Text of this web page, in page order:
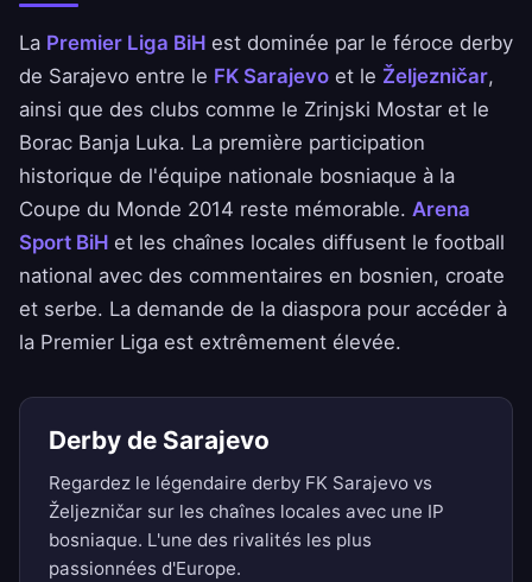
La Premier Liga BiH est dominée par le féroce derby
de Sarajevo entre le FK Sarajevo et le Željezničar,
ainsi que des clubs comme le Zrinjski Mostar et le
Borac Banja Luka. La première participation
historique de l'équipe nationale bosniaque à la
Coupe du Monde 2014 reste mémorable. Arena
Sport BiH et les chaînes locales diffusent le football
national avec des commentaires en bosnien, croate
et serbe. La demande de la diaspora pour accéder à
la Premier Liga est extrêmement élevée.
Derby de Sarajevo
Regardez le légendaire derby FK Sarajevo vs
Željezničar sur les chaînes locales avec une IP
bosniaque. L'une des rivalités les plus
passionnées d'Europe.